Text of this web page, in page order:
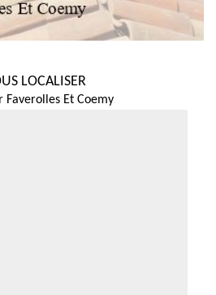
LOCALISER
Faverolles Et Coemy